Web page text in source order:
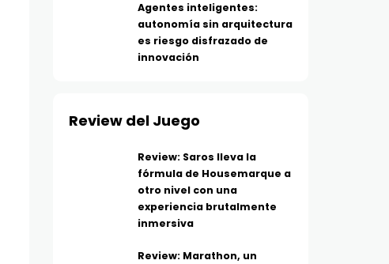
Agentes inteligentes:
autonomía sin arquitectura
es riesgo disfrazado de
innovación
Review del Juego
Review: Saros lleva la
fórmula de Housemarque a
otro nivel con una
experiencia brutalmente
inmersiva
Review: Marathon, un